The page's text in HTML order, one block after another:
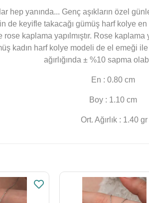
hep yanında... Genç aşıkların özel
keyifle takacağı gümüş harf kolye
kaplama yapılmıştır. Rose
kadın harf kolye modeli de el emeği
ağırlığında ± %10 sapma
En : 0.80 cm
Boy : 1.10 cm
Ort. Ağırlık : 1.40 gr